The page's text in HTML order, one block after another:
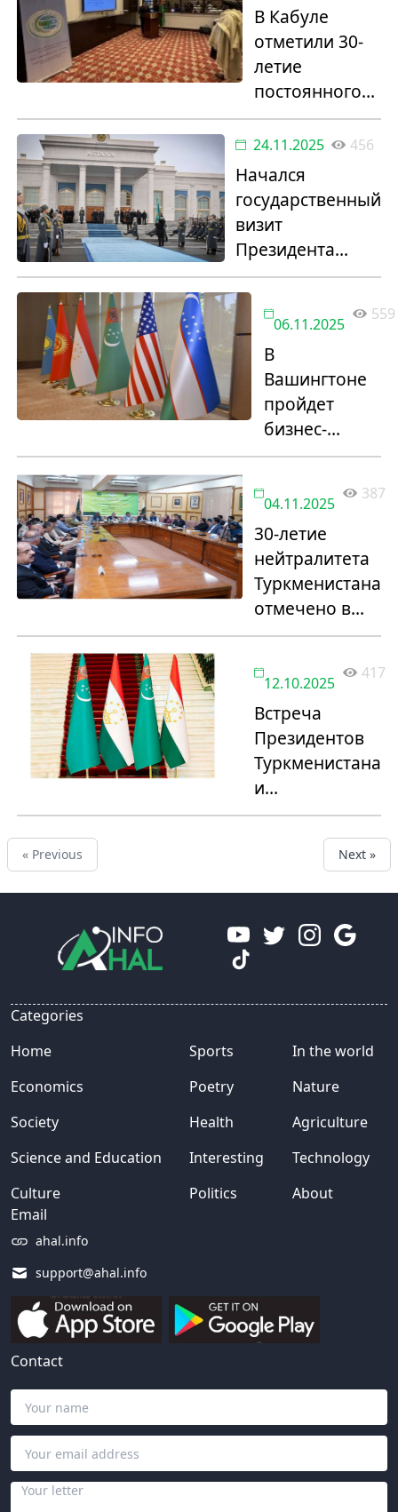
В Кабуле
отметили 30-
летие
постоянного
нейтралитета
Туркменистана
24.11.2025 456
Начался
государственный
визит
Президента
Туркменистана в
Республику
Казахстан
06.11.2025
559
В
Вашингтоне
пройдет
бизнес-
конференция
платформы
C5+1
04.11.2025
387
30-летие
нейтралитета
Туркменистана
отмечено в
Пакистане
12.10.2025
417
Встреча
Президентов
Туркменистана
и
Таджикистана
« Previous Next »
Email
ahal.info
support@ahal.info
Categories
Home
Economics
Society
Science and Education
Culture
Sports
Poetry
Health
Interesting
Politics
In the world
Nature
Agriculture
Technology
About
Contact